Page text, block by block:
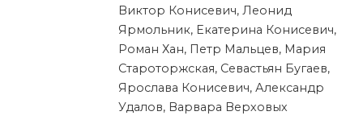
Виктор Конисевич, Леонид
Ярмольник, Екатерина Конисевич,
Роман Хан, Петр Мальцев, Мария
Староторжская, Севастьян Бугаев,
Ярослава Конисевич, Александр
Удалов, Варвара Верховых